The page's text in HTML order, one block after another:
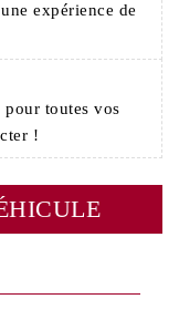
expérience de
pour toutes vos
!